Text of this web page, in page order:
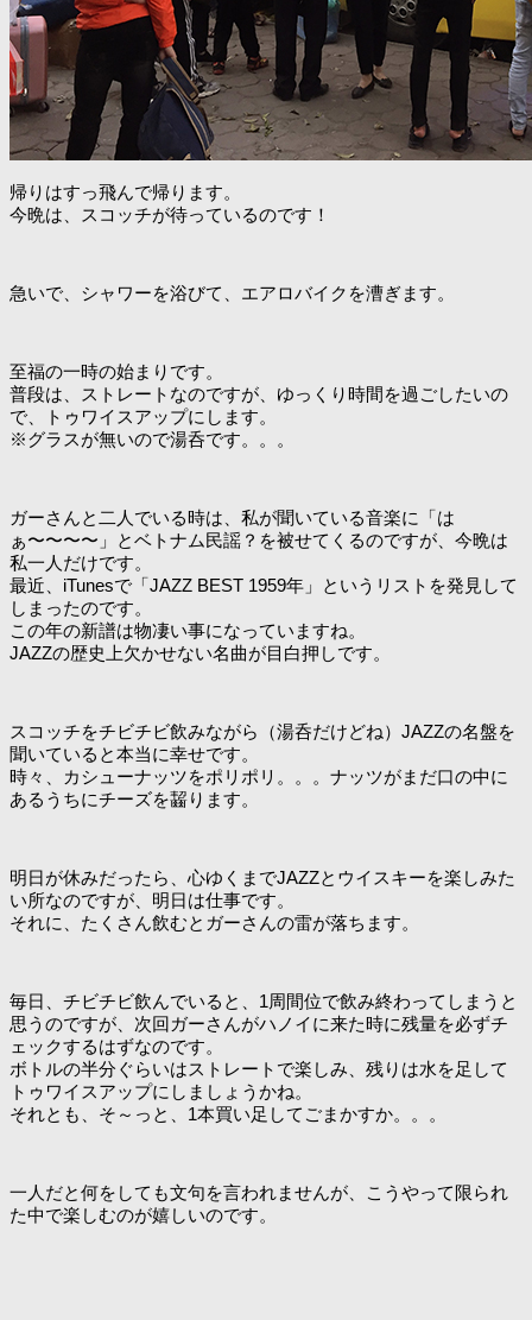
帰りはすっ飛んで帰ります。
今晩は、スコッチが待っているのです！
急いで、シャワーを浴びて、エアロバイクを漕ぎます。
至福の一時の始まりです。
普段は、ストレートなのですが、ゆっくり時間を過ごしたいの
で、トゥワイスアップにします。
※グラスが無いので湯呑です。。。
ガーさんと二人でいる時は、私が聞いている音楽に「は
ぁ〜〜〜〜」とベトナム民謡？を被せてくるのですが、今晩は
私一人だけです。
最近、iTunesで「JAZZ BEST 1959年」というリストを発見して
しまったのです。
この年の新譜は物凄い事になっていますね。
JAZZの歴史上欠かせない名曲が目白押しです。
スコッチをチビチビ飲みながら（湯呑だけどね）JAZZの名盤を
聞いていると本当に幸せです。
時々、カシューナッツをポリポリ。。。ナッツがまだ口の中に
あるうちにチーズを齧ります。
明日が休みだったら、心ゆくまでJAZZとウイスキーを楽しみた
い所なのですが、明日は仕事です。
それに、たくさん飲むとガーさんの雷が落ちます。
毎日、チビチビ飲んでいると、1周間位で飲み終わってしまうと
思うのですが、次回ガーさんがハノイに来た時に残量を必ずチ
ェックするはずなのです。
ボトルの半分ぐらいはストレートで楽しみ、残りは水を足して
トゥワイスアップにしましょうかね。
それとも、そ～っと、1本買い足してごまかすか。。。
一人だと何をしても文句を言われませんが、こうやって限られ
た中で楽しむのが嬉しいのです。